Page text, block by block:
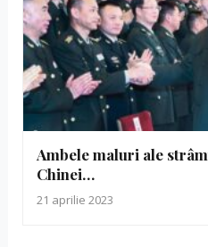
Ambele maluri ale
Chinei…
21 aprilie 2023